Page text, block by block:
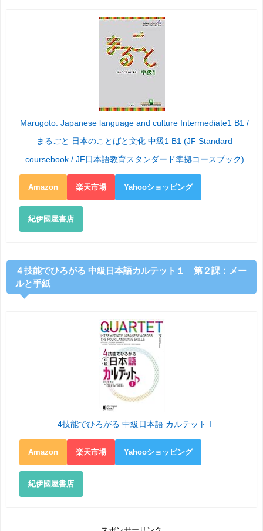
Marugoto: Japanese language and culture Intermediate1 B1 /
まるごと 日本のことばと文化 中級1 B1 (JF Standard
coursebook / JF日本語教育スタンダード準拠コースブック)
Amazon 楽天市場 Yahooショッピング
紀伊國屋書店
４技能でひろがる 中級日本語カルテット１ 第２課：メー
ルと手紙
4技能でひろがる 中級日本語 カルテット I
Amazon 楽天市場 Yahooショッピング
紀伊國屋書店